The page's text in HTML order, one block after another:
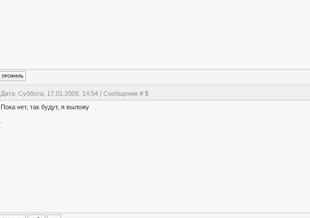
Дата: Суббота, 17.01.2009, 14:54 | Сообщение # 5
Пока нет, так будут, я выложу